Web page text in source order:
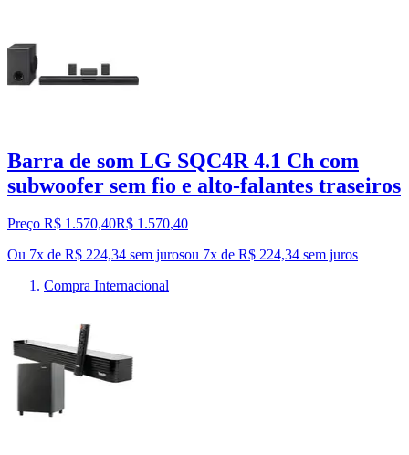
Barra de som LG SQC4R 4.1 Ch com
subwoofer sem fio e alto-falantes traseiros
Preço R$ 1.570,40R$ 1.570,40
Ou 7x de R$ 224,34 sem jurosou 7x de R$ 224,34 sem juros
Compra Internacional